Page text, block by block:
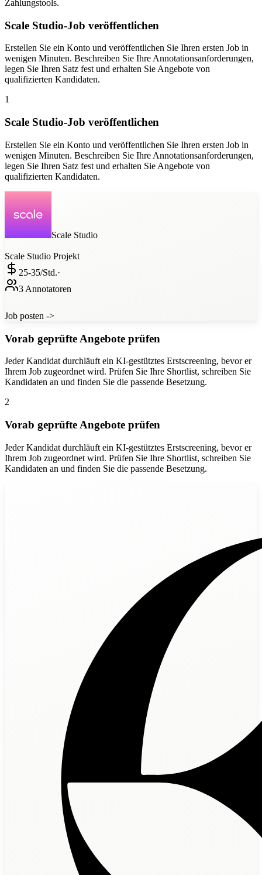
Zahlungstools.
Scale Studio-Job veröffentlichen
Erstellen Sie ein Konto und veröffentlichen Sie Ihren ersten Job in
wenigen Minuten. Beschreiben Sie Ihre Annotationsanforderungen,
legen Sie Ihren Satz fest und erhalten Sie Angebote von
qualifizierten Kandidaten.
1
Scale Studio-Job veröffentlichen
Erstellen Sie ein Konto und veröffentlichen Sie Ihren ersten Job in
wenigen Minuten. Beschreiben Sie Ihre Annotationsanforderungen,
legen Sie Ihren Satz fest und erhalten Sie Angebote von
qualifizierten Kandidaten.
Scale Studio
Scale Studio Projekt
25-35/Std.·
3 Annotatoren
Job posten ->
Vorab geprüfte Angebote prüfen
Jeder Kandidat durchläuft ein KI-gestütztes Erstscreening, bevor er
Ihrem Job zugeordnet wird. Prüfen Sie Ihre Shortlist, schreiben Sie
Kandidaten an und finden Sie die passende Besetzung.
2
Vorab geprüfte Angebote prüfen
Jeder Kandidat durchläuft ein KI-gestütztes Erstscreening, bevor er
Ihrem Job zugeordnet wird. Prüfen Sie Ihre Shortlist, schreiben Sie
Kandidaten an und finden Sie die passende Besetzung.